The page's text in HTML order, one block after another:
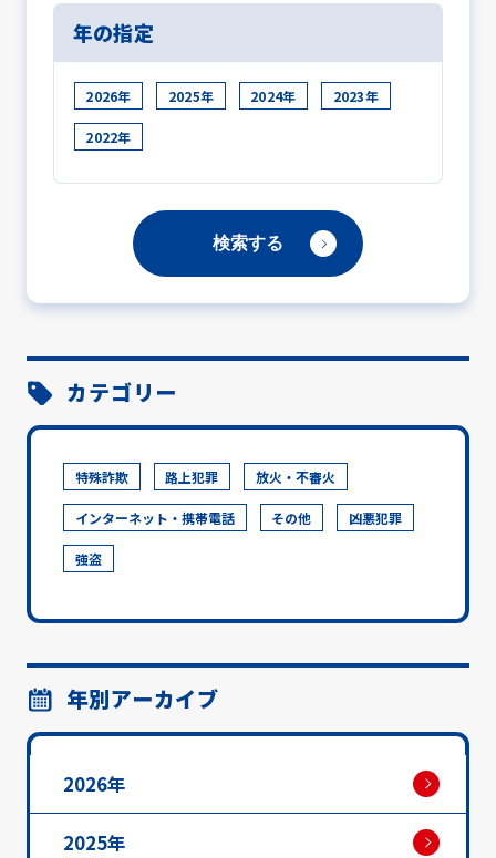
年の指定
2026年 2025年 2024年 2023年
2022年
カテゴリー
特殊詐欺 路上犯罪 放火・不審火
インターネット・携帯電話 その他 凶悪犯罪
強盗
年別アーカイブ
2026年
2025年